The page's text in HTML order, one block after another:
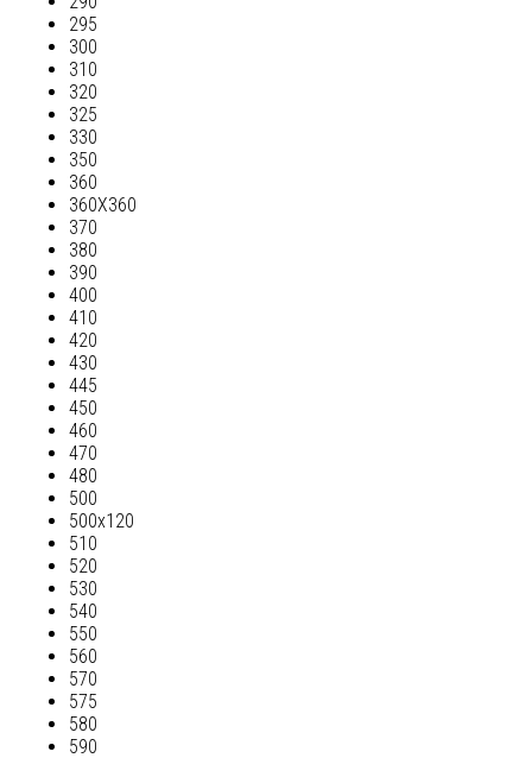
295
300
310
320
325
330
350
360
360Х360
370
380
390
400
410
420
430
445
450
460
470
480
500
500х120
510
520
530
540
550
560
570
575
580
590